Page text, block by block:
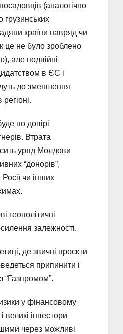
(аналогічно
грузинських
країни навряд чи
це не було зроблено
але подвійні
в ЄС і
до зменшення
по довірі
Втрата
уряд Молдови
“донорів”,
чи інших
геополітичні
залежності.
де звичні проєкти
припинити і
“Газпромом”.
у фінансовому
великі інвестори
через можливі